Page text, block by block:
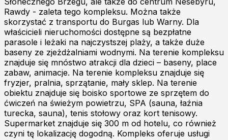
Rawdy - zaleta tego kompleksu. Można także
skorzystać z transportu do Burgas lub Warny. Dla
właścicieli nieruchomości dostępne są bezpłatne
parasole i leżaki na najczystszej plaży, a także duże
baseny ze zjeżdżalniami wodnymi. Na terenie kompleksu
znajduje się mnóstwo atrakcji dla dzieci – baseny, place
zabaw, animacje. Na terenie kompleksu znajduje się
fryzjer, pralnia, sprzątanie, mały sklep. Na terenie
obiektu znajduje się boisko sportowe ze sprzętem do
ćwiczeń na świeżym powietrzu, SPA (sauna, łaźnia
turecka, sauna), tenis stołowy oraz kort tenisowy.
Supermarket znajduje się 300 m od hotelu, co również
czyni tę lokalizację dogodną. Kompleks oferuje usługi